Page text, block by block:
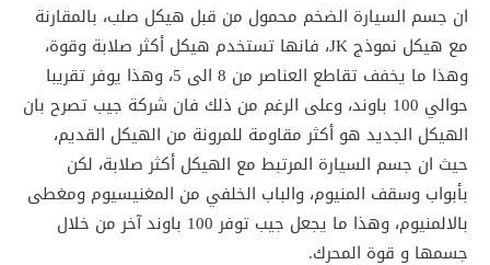
ان جسم السيارة الضخم محمول من قبل هيكل صلب، بالمقارنة
مع هيكل نموذج JK، فانها تستخدم هيكل أكثر صلابة وقوة،
وهذا ما يخفف تقاطع العناصر من 8 الى 5، وهذا يوفر تقريبا
حوالي 100 باوند، وعلى الرغم من ذلك فان شركة جيب تصرح بان
الهيكل الجديد هو أكثر مقاومة للمرونة من الهيكل القديم،
حيث ان جسم السيارة المرتبط مع الهيكل أكثر صلابة، لكن
بأبواب وسقف المنيوم، والباب الخلفي من المغنيسيوم ومغطى
بالالمنيوم، وهذا ما يجعل جيب توفر 100 باوند آخر من خلال
جسمها و قوة المحرك.